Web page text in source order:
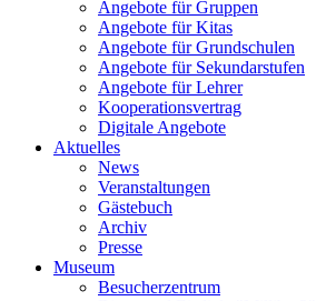
Angebote für Gruppen
Angebote für Kitas
Angebote für Grundschulen
Angebote für Sekundarstufen
Angebote für Lehrer
Kooperationsvertrag
Digitale Angebote
Aktuelles
News
Veranstaltungen
Gästebuch
Archiv
Presse
Museum
Besucherzentrum